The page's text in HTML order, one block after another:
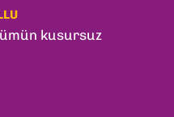
kusursuz